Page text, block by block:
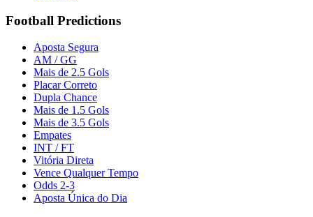
Football Predictions
Aposta Segura
AM / GG
Mais de 2.5 Gols
Placar Correto
Dupla Chance
Mais de 1.5 Gols
Mais de 3.5 Gols
Empates
INT / FT
Vitória Direta
Vence Qualquer Tempo
Odds 2-3
Aposta Única do Dia